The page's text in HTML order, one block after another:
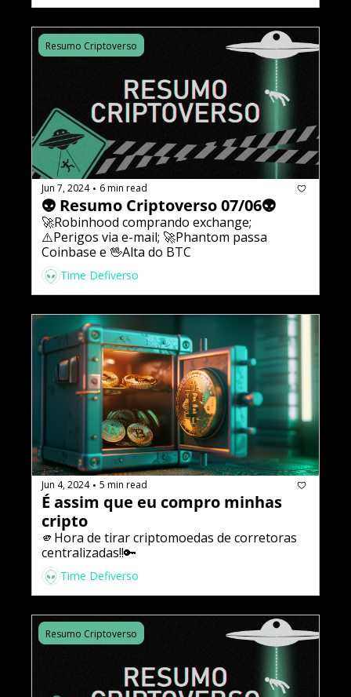
Resumo Criptoverso
Jun 7, 2024 • 6 min read
👽 Resumo Criptoverso 07/06👽
🚀Robinhood comprando exchange;
⚠️Perigos via e-mail; 🚀Phantom passa
Coinbase e 🖖Alta do BTC
Time Defiverso
Jun 4, 2024 • 5 min read
É assim que eu compro minhas
cripto
🫵Hora de tirar criptomoedas de corretoras
centralizadas!!🔑
Time Defiverso
Resumo Criptoverso